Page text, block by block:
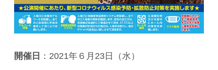
開催日 ：2021年６月23日（水）